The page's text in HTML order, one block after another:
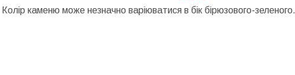
Колір каменю може незначно варіюватися в бік бірюзового-зеленого.